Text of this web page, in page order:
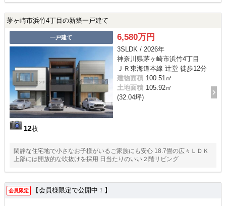
茅ヶ崎市浜竹4丁目の新築一戸建て
一戸建て
12枚
6,580万円
3SLDK / 2026年
神奈川県茅ヶ崎市浜竹4丁目
ＪＲ東海道本線 辻堂 徒歩12分
建物面積 100.51㎡
土地面積 105.92㎡
(32.04坪)
閑静な住宅地で小さなお子様がいるご家族にも安心 18.7畳の広々ＬＤＫ
上部には開放的な吹抜けを採用 日当たりのいい２階リビング
会員限定 【会員様限定で公開中！】